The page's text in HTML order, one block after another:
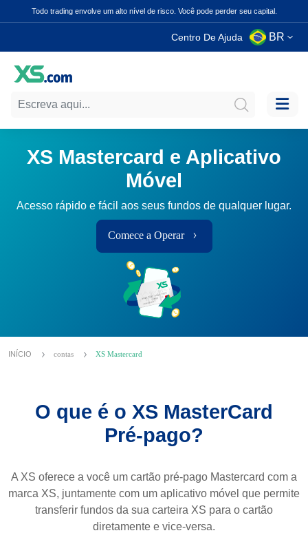
Todo trading envolve um alto nível de risco. Você pode perder seu capital.
Centro De Ajuda BR
XS Mastercard e Aplicativo
Móvel
Acesso rápido e fácil aos seus fundos de qualquer lugar.
Comece a Operar
INÍCIO contas XS Mastercard
O que é o XS MasterCard
Pré-pago?
A XS oferece a você um cartão pré-pago Mastercard com a
marca XS, juntamente com um aplicativo móvel que permite
transferir fundos da sua carteira XS para o cartão
diretamente e vice-versa.